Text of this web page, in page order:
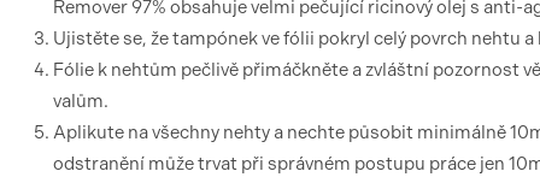
Remover 97% obsahuje velmi pečující ricinový olej s anti-
Ujistěte se, že tampónek ve fólii pokryl celý povrch nehtu a
Fólie k nehtům pečlivě přimáčkněte a zvláštní pozornost
valům.
Aplikute na všechny nehty a nechte působit minimálně
odstranění může trvat při správném postupu práce jen